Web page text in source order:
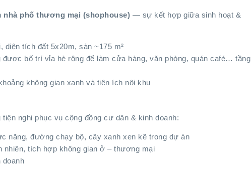
nhà phố thương mại (shophouse) — sự kết hợp giữa sinh hoạt &
diện tích đất 5x20m, sàn ~175 m²
bố trí vỉa hè rộng để làm cửa hàng, văn phòng, quán café… tầng
không gian xanh và tiện ích nội khu
nghi phục vụ cộng đồng cư dân & kinh doanh:
năng, đường chạy bộ, cây xanh xen kẽ trong dự án
nhiên, tích hợp không gian ở – thương mại
doanh